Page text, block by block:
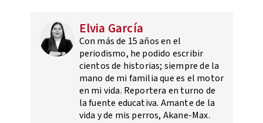
Elvia García
Con más de 15 años en el
periodismo, he podido escribir
cientos de historias; siempre de la
mano de mi familia que es el motor
en mi vida. Reportera en turno de
la fuente educativa. Amante de la
vida y de mis perros, Akane-Max.